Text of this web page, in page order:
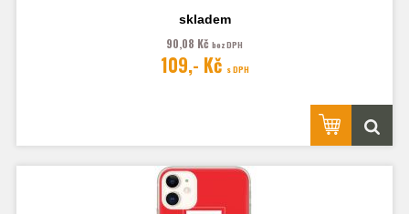
skladem
90,08 Kč bez DPH
109,- Kč s DPH